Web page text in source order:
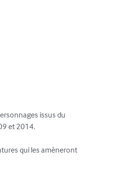
issus du
et 2014.
qui les amèneront